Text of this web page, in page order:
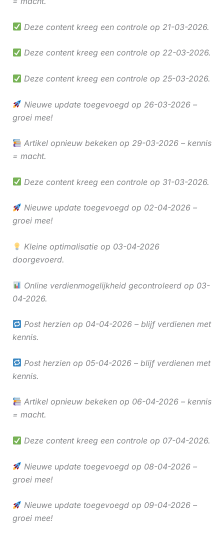
Deze content kreeg een controle op 21-03-2026.
Deze content kreeg een controle op 22-03-2026.
Deze content kreeg een controle op 25-03-2026.
Nieuwe update toegevoegd op 26-03-2026 –
groei mee!
Artikel opnieuw bekeken op 29-03-2026 – kennis
= macht.
Deze content kreeg een controle op 31-03-2026.
Nieuwe update toegevoegd op 02-04-2026 –
groei mee!
Kleine optimalisatie op 03-04-2026
doorgevoerd.
Online verdienmogelijkheid gecontroleerd op 03-
04-2026.
Post herzien op 04-04-2026 – blijf verdienen met
kennis.
Post herzien op 05-04-2026 – blijf verdienen met
kennis.
Artikel opnieuw bekeken op 06-04-2026 – kennis
= macht.
Deze content kreeg een controle op 07-04-2026.
Nieuwe update toegevoegd op 08-04-2026 –
groei mee!
Nieuwe update toegevoegd op 09-04-2026 –
groei mee!